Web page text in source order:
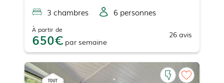
3 chambres 6 personnes
À partir de
650 par semaine
26 avis